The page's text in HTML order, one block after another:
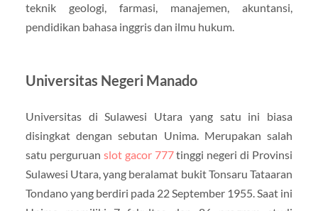
teknik geologi, farmasi, manajemen, akuntansi,
pendidikan bahasa inggris dan ilmu hukum.
Universitas Negeri Manado
Universitas di Sulawesi Utara yang satu ini biasa
disingkat dengan sebutan Unima. Merupakan salah
satu perguruan slot gacor 777tinggi negeri di Provinsi
Sulawesi Utara, yang beralamat bukit Tonsaru Tataaran
Tondano yang berdiri pada 22 September 1955. Saat ini